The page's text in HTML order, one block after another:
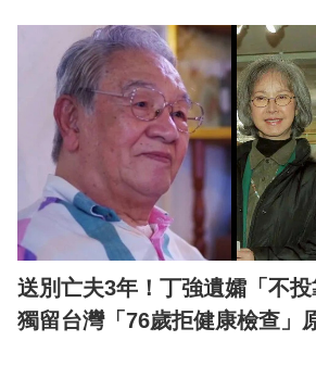
送別亡夫3年！丁強遺孀「不
獨留台灣「76歲拒健康檢查」